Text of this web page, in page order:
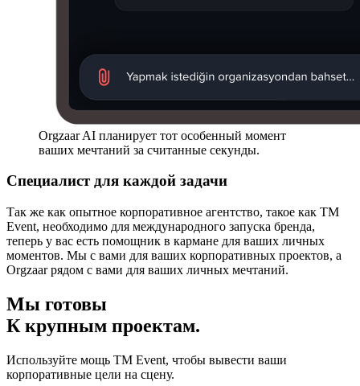
Orgzaar AI планирует тот особенный момент
ваших мечтаний за считанные секунды.
Специалист для каждой задачи
Так же как опытное корпоративное агентство, такое как TM
Event, необходимо для международного запуска бренда,
теперь у вас есть помощник в кармане для ваших личных
моментов. Мы с вами для ваших корпоративных проектов, а
Orgzaar рядом с вами для ваших личных мечтаний.
Мы готовы
К крупным проектам.
Используйте мощь TM Event, чтобы вывести ваши
корпоративные цели на сцену.